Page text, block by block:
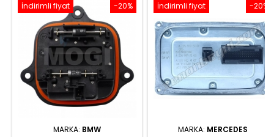
-20%
İndirimli fiyat
MARKA: BMW
-20%
İndirimli fiyat
MARKA: MERCEDES